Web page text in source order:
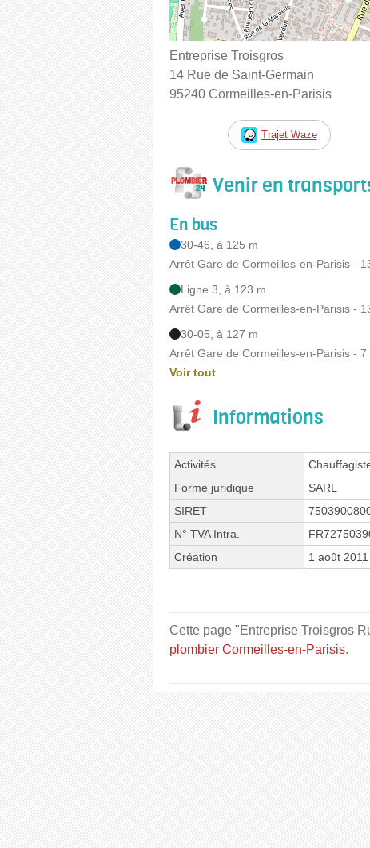
Entreprise Troisgros
14 Rue de Saint-Germain
95240 Cormeilles-en-Parisis
Trajet Waze
Venir en
En bus
30-46, à 125 m
Arrêt Gare de Cormeilles-en-Parisis -
Ligne 3, à 123 m
Arrêt Gare de Cormeilles-en-Parisis -
30-05, à 127 m
Arrêt Gare de Cormeilles-en-Parisis -
Voir tout
Informations
Activités
Forme juridique
SARL
SIRET
N° TVA Intra.
Création
1 août 2011
Cette page "Entreprise Troisgros
plombier Cormeilles-en-Parisis.